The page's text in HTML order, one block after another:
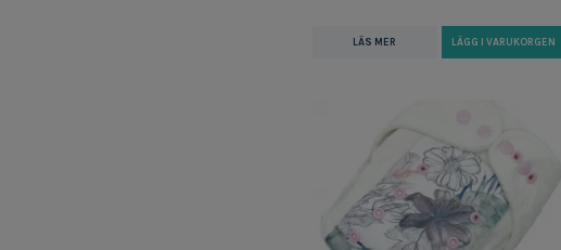
LÄS MER LÄGG I VARUKORGEN